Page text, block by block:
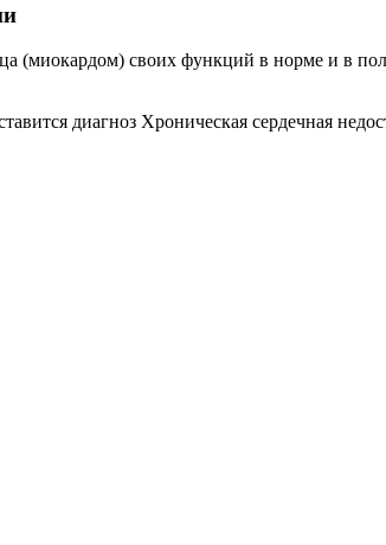
своих функций в норме и в
диагноз Хроническая сердечная